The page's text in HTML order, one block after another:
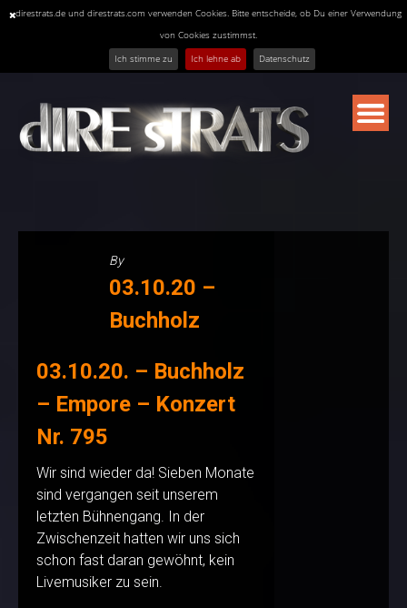
direstrats.de und direstrats.com verwenden Cookies. Bitte entscheide, ob Du einer Verwendung
von Cookies zustimmst.
Ich stimme zu
Ich lehne ab Datenschutz
content
By
03.10.20 –
Buchholz
03.10.20. – Buchholz
– Empore – Konzert
Nr. 795
Wir sind wieder da! Sieben Monate
sind vergangen seit unserem
letzten Bühnengang. In der
Zwischenzeit hatten wir uns sich
schon fast daran gewöhnt, kein
Livemusiker zu sein.